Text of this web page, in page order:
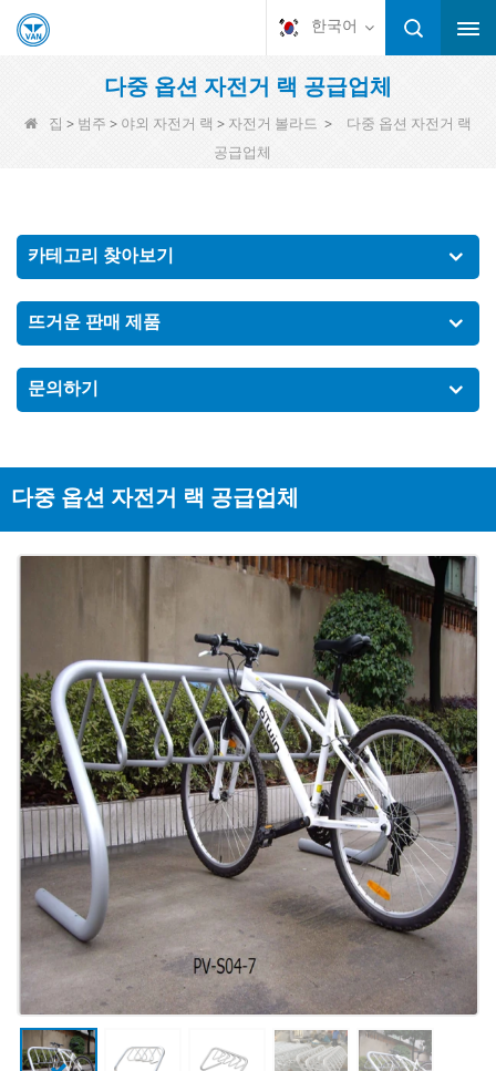
한국어
다중 옵션 자전거 랙 공급업체
집 > 범주 > 야외 자전거 랙 > 자전거 볼라드 >
다중 옵션 자전거 랙
공급업체
카테고리 찾아보기
뜨거운 판매 제품
문의하기
다중 옵션 자전거 랙 공급업체